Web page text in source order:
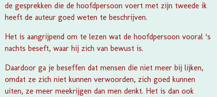
de gesprekken die de hoofdpersoon voert met zijn tweede ik
heeft de auteur goed weten te beschrijven.
Het is aangrijpend om te lezen wat de hoofdpersoon vooral ‘s
nachts beseft, waar hij zich van bewust is.
Daardoor ga je beseffen dat mensen die niet meer bij lijken,
omdat ze zich niet kunnen verwoorden, zich goed kunnen
uiten, ze meer meekrijgen dan men denkt. Het is dan ook